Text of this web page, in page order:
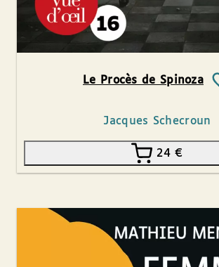
Le Procès de Spinoza
Jacques Schecroun
24€